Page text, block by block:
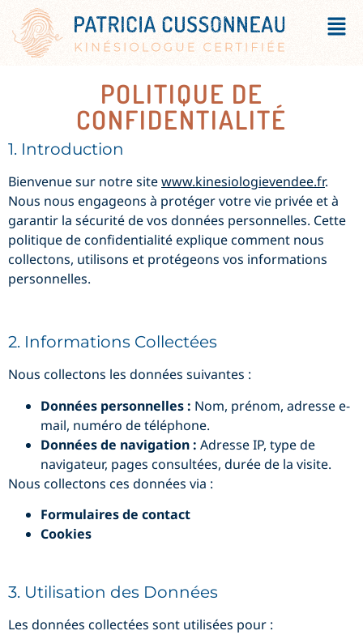
POLITIQUE DE
CONFIDENTIALITÉ
1. Introduction
Bienvenue sur notre sitewww.kinesiologievendee.fr.
Nous nous engageons à protéger votre vie privée et à
garantir la sécurité de vos données personnelles. Cette
politique de confidentialité explique comment nous
collectons, utilisons et protégeons vos informations
personnelles.
2. Informations Collectées
Nous collectons les données suivantes :
Données personnelles : Nom, prénom, adresse e-
mail, numéro de téléphone.
Données de navigation : Adresse IP, type de
navigateur, pages consultées, durée de la visite.
Nous collectons ces données via :
Formulaires de contact
Cookies
3. Utilisation des Données
Les données collectées sont utilisées pour :